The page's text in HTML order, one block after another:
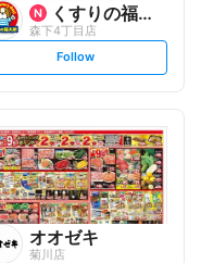
くすりの福太郎
森下4丁目店
s
t
l
o
w
Follow
オオゼキ
菊川店